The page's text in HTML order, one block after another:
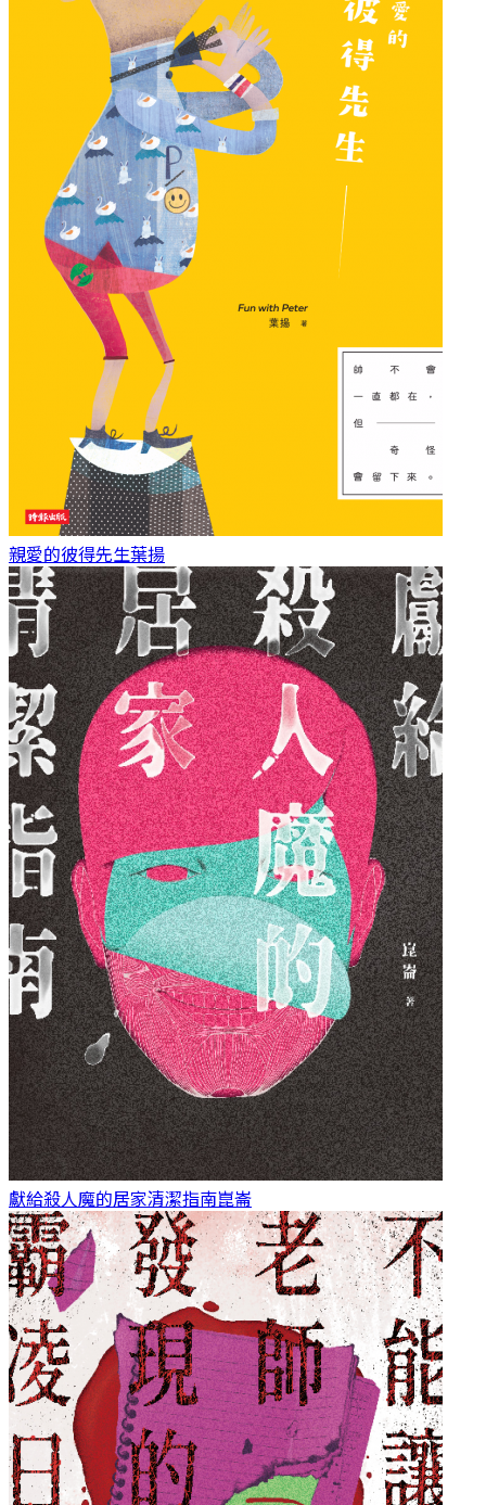
親愛的彼得先生葉揚
獻給殺人魔的居家清潔指南崑崙